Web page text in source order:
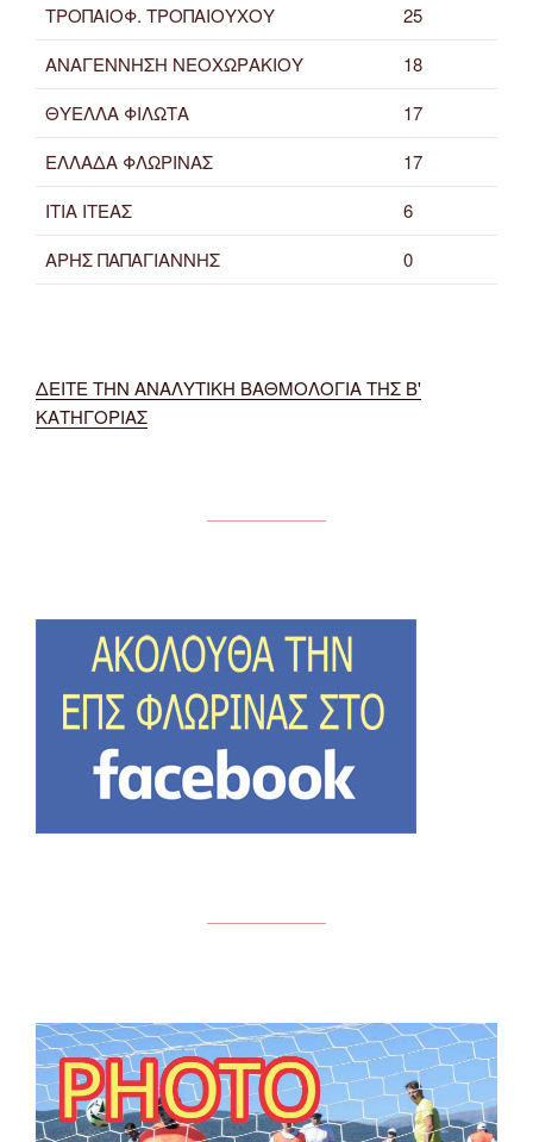
ΤΡΟΠΑΙΟΦ. ΤΡΟΠΑΙΟΥΧΟΥ
25
ΑΝΑΓΕΝΝΗΣΗ ΝΕΟΧΩΡΑΚΙΟΥ
18
ΘΥΕΛΛΑ ΦΙΛΩΤΑ
17
ΕΛΛΑΔΑ ΦΛΩΡΙΝΑΣ
17
ΙΤΙΑ ΙΤΕΑΣ
6
ΑΡΗΣ ΠΑΠΑΓΙΑΝΝΗΣ
0
ΔΕΙΤΕ ΤΗΝ ΑΝΑΛΥΤΙΚΗ ΒΑΘΜΟΛΟΓΙΑ ΤΗΣ Β'
ΚΑΤΗΓΟΡΙΑΣ